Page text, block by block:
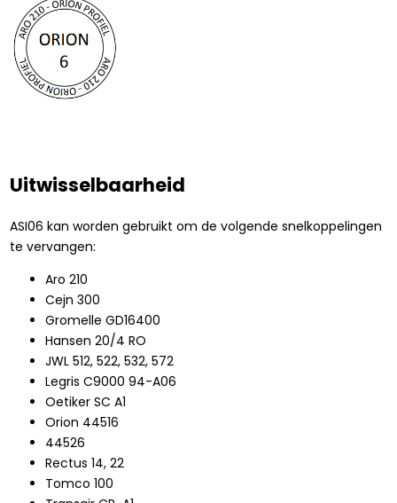
Uitwisselbaarheid
ASI06 kan worden gebruikt om de volgende snelkoppelingen
te vervangen:
Aro 210
Cejn 300
Gromelle GD16400
Hansen 20/4 RO
JWL 512, 522, 532, 572
Legris C9000 94-A06
Oetiker SC A1
Orion 44516
44526
Rectus 14, 22
Tomco 100